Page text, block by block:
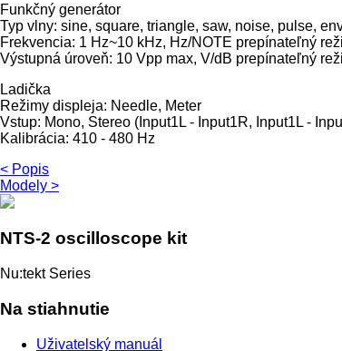
Funkčný generátor
Typ vlny: sine, square, triangle, saw, noise, pulse,
Frekvencia: 1 Hz~10 kHz, Hz/NOTE prepínateľný
Výstupná úroveň: 10 Vpp max, V/dB prepínateľný
Ladička
Režimy displeja: Needle, Meter
Vstup: Mono, Stereo (Input1L - Input1R, Input1L -
Kalibrácia: 410 - 480 Hz
< Popis
Modely >
NTS-2 oscilloscope kit
Nu:tekt Series
Na stiahnutie
Uživatelský manuál